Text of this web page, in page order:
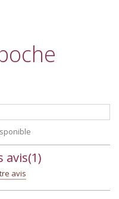
avis(1)
avis